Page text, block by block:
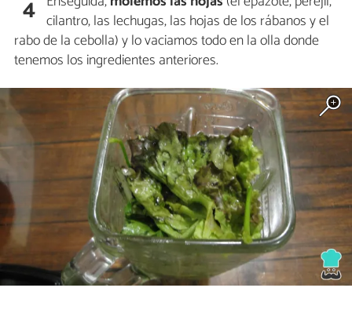
4 cilantro, las lechugas, las hojas de los rábanos y el
rabo de la cebolla) y lo vaciamos todo en la olla donde
tenemos los ingredientes anteriores.